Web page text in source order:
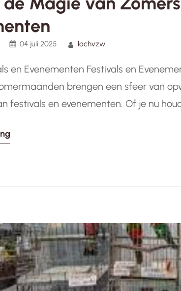
04 juli 2025 lachvzw
en Evenementen Festivals en
brengen een sfeer van
festivals en evenementen. Of je nu